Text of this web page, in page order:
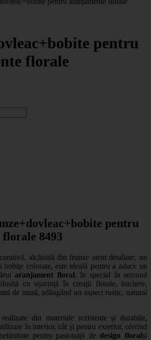
pentru
florale
pentru
8493
alcătuită din frunze atent detaliate, un
bobițe colorate, este ideală pentru a aduce un
aranjament floral, în special în sezonul
cu ușurință în creații florale, buchete,
de masă, adăugând un aspect rustic, natural
din materiale rezistente și durabile,
în interior, cât și pentru exterior, oferind
pentru pasionații de design floralși